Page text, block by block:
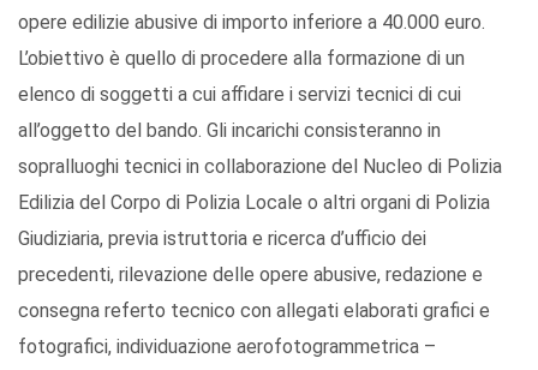
opere edilizie abusive di importo inferiore a 40.000 euro.
L’obiettivo è quello di procedere alla formazione di un
elenco di soggetti a cui affidare i servizi tecnici di cui
all’oggetto del bando. Gli incarichi consisteranno in
sopralluoghi tecnici in collaborazione del Nucleo di Polizia
Edilizia del Corpo di Polizia Locale o altri organi di Polizia
Giudiziaria, previa istruttoria e ricerca d’ufficio dei
precedenti, rilevazione delle opere abusive, redazione e
consegna referto tecnico con allegati elaborati grafici e
fotografici, individuazione aerofotogrammetrica –